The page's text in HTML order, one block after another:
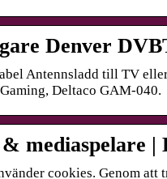
Denver
Antennsladd till TV
Deltaco GAM-040.
mediaspelare |
cookies. Genom